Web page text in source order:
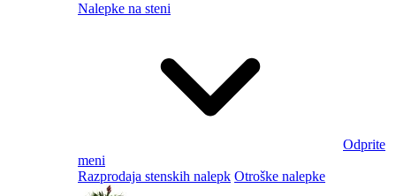
Nalepke na steni
Odprite
meni
Razprodaja stenskih nalepk Otroške nalepke